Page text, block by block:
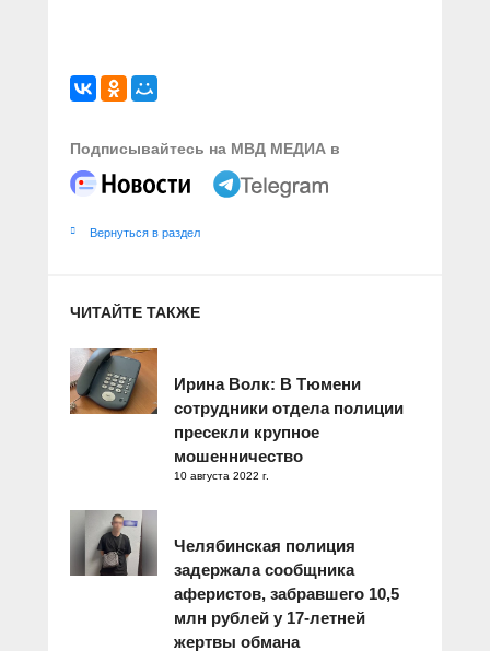
Подписывайтесь на МВД МЕДИА в
Вернуться в раздел
ЧИТАЙТЕ ТАКЖЕ
Ирина Волк: В Тюмени
сотрудники отдела полиции
пресекли крупное
мошенничество
10 августа 2022 г.
Челябинская полиция
задержала сообщника
аферистов, забравшего 10,5
млн рублей у 17-летней
жертвы обмана